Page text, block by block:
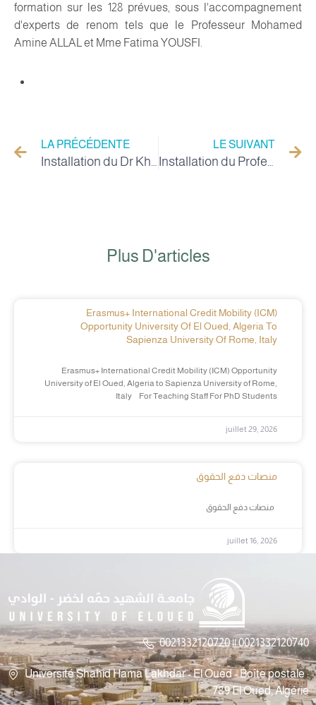
formation sur les 128 prévues, sous l'accompagnement
d'experts de renom tels que le Professeur Mohamed
Amine ALLAL et Mme Fatima YOUSFI.
LA PRÉCÉDENTE LE SUIVANT
Plus D'articles
Erasmus+ International Credit Mobility (ICM)
Opportunity University Of El Oued, Algeria To
Sapienza University Of Rome, Italy
Erasmus+ International Credit Mobility (ICM) Opportunity
University of El Oued, Algeria to Sapienza University of Rome,
Italy For Teaching Staff For PhD Students
juillet 29, 2026
منصات دفع الحقوق
juillet 16, 2026
0021332120720 || 0021332120740
Université Shahid Hama Lakhdar - El Oued - Boîte postale :
789 El Oued, Algérie